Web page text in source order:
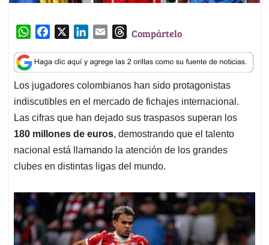
W
a
t
s
A
p
p
c
e
b
o
o
k
n
k
e
d
I
n
a
i
l
T
r
e
a
d
s
Compártelo
Los jugadores colombianos han sido protagonistas
indiscutibles en el mercado de fichajes internacional.
Las cifras que han dejado sus traspasos superan los
180 millones de euros, demostrando que el talento
nacional está llamando la atención de los grandes
clubes en distintas ligas del mundo.